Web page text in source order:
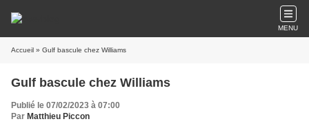
MENU
Accueil » Gulf bascule chez Williams
Gulf bascule chez Williams
Publié le 07/02/2023 à 07:00
Par Matthieu Piccon